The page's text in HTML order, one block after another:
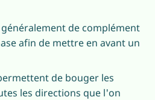
de complément
afin de mettre en avant un
de bouger les
les directions que l'on